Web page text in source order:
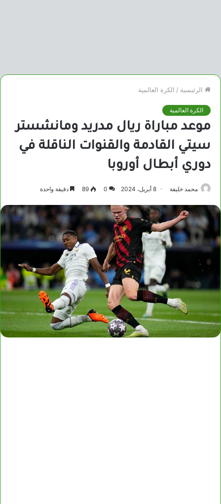
الرئيسية / الكرة العالمية
الكرة العالمية
موعد مباراة ريال مدريد ومانشستر
سيتي القادمة والقنوات الناقلة في
دوري أبطال أوروبا
محمد خليفة 8 أبريل، 2024 0
89 دقيقة واحدة